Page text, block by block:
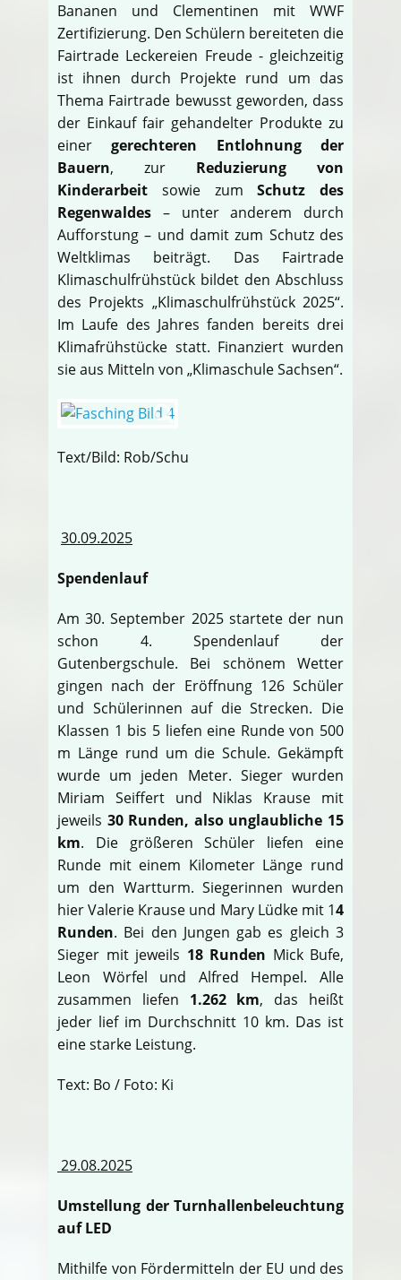
Bananen und Clementinen mit WWF
Zertifizierung. Den Schülern bereiteten die
Fairtrade Leckereien Freude - gleichzeitig
ist ihnen durch Projekte rund um das
Thema Fairtrade bewusst geworden, dass
der Einkauf fair gehandelter Produkte zu
einergerechteren Entlohnung der
Bauern, zur Reduzierung von
Kinderarbeit sowie zumSchutz des
Regenwaldes – unter anderem durch
Aufforstung – und damit zum Schutz des
Weltklimas beiträgt. Das Fairtrade
Klimaschulfrühstück bildet den Abschluss
des Projekts „Klimaschulfrühstück 2025“.
Im Laufe des Jahres fanden bereits drei
Klimafrühstücke statt. Finanziert wurden
sie aus Mitteln von „Klimaschule Sachsen“.
Text/Bild: Rob/Schu
30.09.2025
Spendenlauf
Am 30. September 2025 startete der nun
schon 4. Spendenlauf der
Gutenbergschule. Bei schönem Wetter
gingen nach der Eröffnung 126 Schüler
und Schülerinnen auf die Strecken. Die
Klassen 1 bis 5 liefen eine Runde von 500
m Länge rund um die Schule. Gekämpft
wurde um jeden Meter. Sieger wurden
Miriam Seiffert und Niklas Krause mit
jeweils 30 Runden, also unglaubliche 15
km. Die größeren Schüler liefen eine
Runde mit einem Kilometer Länge rund
um den Wartturm. Siegerinnen wurden
hier Valerie Krause und Mary Lüdke mit 14
Runden. Bei den Jungen gab es gleich 3
Sieger mit jeweils 18 Runden Mick Bufe,
Leon Wörfel und Alfred Hempel. Alle
zusammen liefen 1.262 km, das heißt
jeder lief im Durchschnitt 10 km. Das ist
eine starke Leistung.
Text: Bo / Foto: Ki
29.08.2025
Umstellung der Turnhallenbeleuchtung
auf LED
Mithilfe von Fördermitteln der EU und des